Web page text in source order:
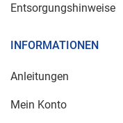
Entsorgungshinweise
INFORMATIONEN
Anleitungen
Mein Konto